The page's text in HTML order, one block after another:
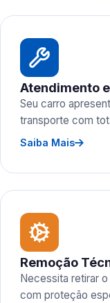
Atendimento
Seu carro
transporte com
Saiba Mais
Remoção
Necessita retirar
com proteção